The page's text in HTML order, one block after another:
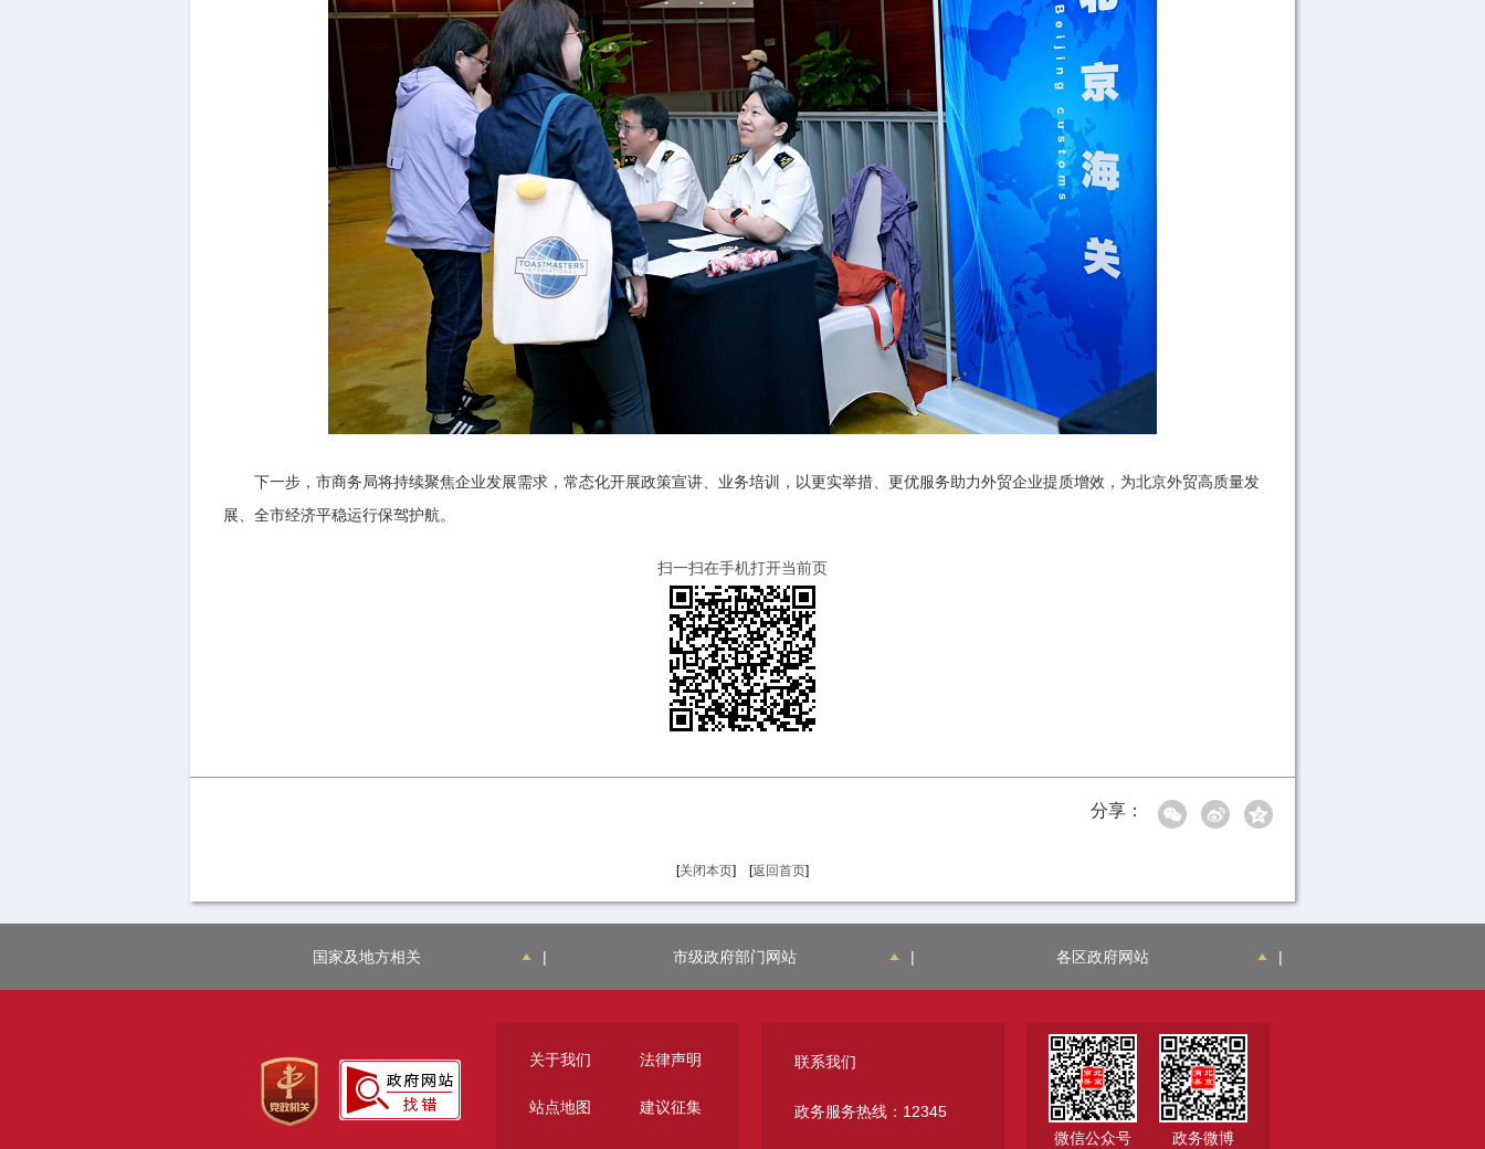
下一步，市商务局将持续聚焦企业发展需求，常态化开展政策宣讲、业务培训，以更实举措、更优服务助力外贸企业提质增效，为北京外贸高质量发
展、全市经济平稳运行保驾护航。
扫一扫在手机打开当前页
分享：
[关闭本页] [返回首页]
国家及地方相关 | 市级政府部门网站 | 各区政府网站 |
关于我们 法律声明
站点地图 建议征集
联系我们
政务服务热线：12345
微信公众号
政务微博